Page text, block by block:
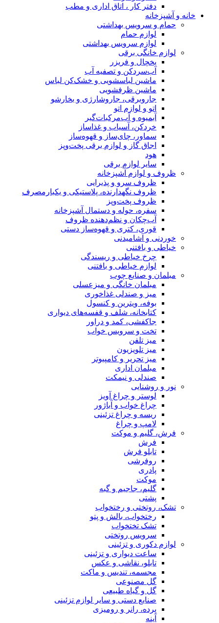
دفتر کار ، اتاق اداری و مطب
خانه و آشپزخانه
حمام و سرویس بهداشتی
لوازم حمام
لوازم سرویس بهداشتی
لوازم خانگی برقی
یخچال و فریزر
آب‌سردکن و تصفیه آب
ماشین لباسشویی و خشک‌کن لباس
ماشین ظرفشویی
جاروبرقی، جاروشارژی و بخارشو
اتو و لوازم اتو
آبمیوه و آب‌مرکبات‌گیر
خردکن، آسیاب و غذاساز
سماور، چای‌ساز و قهوه‌ساز
اجاق گاز و لوازم برقی پخت‌وپز
سایر لوازم برقی
ظروف و لوازم آشپزخانه
ظروف سرو و پذیرایی
ظروف نگهدارنده، پلاستیکی و یکبارمصرف
ظروف پخت‌وپز
سفره، حوله و دستمال آشپزخانه
آب‌چکان و نظم‌دهنده ظروف
قوری، کتری و قهوه‌ساز دستی
خوردنی و آشامیدنی
خیاطی و بافتنی
چرخ خیاطی و ریسندگی
لوازم خیاطی و بافتنی
مبلمان و صنایع چوب
مبلمان خانگی و میزعسلی
میز و صندلی غذاخوری
بوفه، ویترین و کنسول
کتابخانه، شلف و قفسه‌های دیواری
جاکفشی، کمد و دراور
تخت و سرویس خواب
میز تلفن
میز تلویزیون
میز تحریر و کامپیوتر
مبلمان اداری
صندلی و نیمکت
نور و روشنایی
لوستر و چراغ آویز
چراغ خواب و آباژور
ریسه و چراغ تزئینی
لامپ و چراغ
فرش، گلیم و موکت
فرش
تابلو فرش
روفرشی
پادری
موکت
گلیم، جاجیم و گبه
پشتی
تشک، روتختی و رختخواب
رختخواب، بالش و پتو
تشک تختخواب
سرویس روتختی
لوازم دکوری و تزئینی
ساعت دیواری و تزئینی
تابلو، نقاشی و عکس
مجسمه، تندیس و ماکت
گل مصنوعی
گل و گیاه طبیعی
صنایع دستی و سایر لوازم تزئینی
پرده، رانر و رومیزی